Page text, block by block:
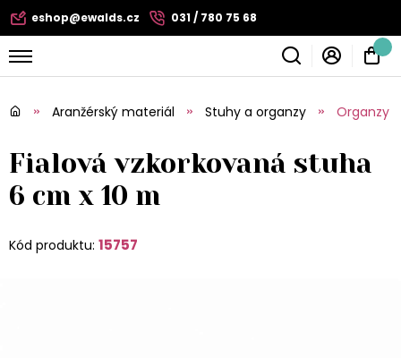
eshop@ewalds.cz 031 / 780 75 68
Aranžérský materiál Stuhy a organzy Organzy
Fialová vzkorkovaná stuha
6 cm x 10 m
Kód produktu: 15757